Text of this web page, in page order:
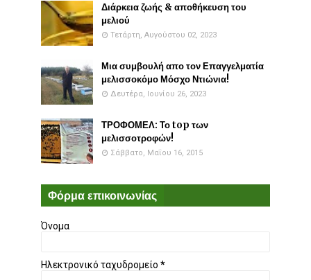
Διάρκεια ζωής & αποθήκευση του
μελιού
Τετάρτη, Αυγούστου 02, 2023
Μια συμβουλή απο τον Επαγγελματία
μελισσοκόμο Μόσχο Ντιώνια!
Δευτέρα, Ιουνίου 26, 2023
ΤΡΟΦΟΜΕΛ: Το top των
μελισσοτροφών!
Σάββατο, Μαΐου 16, 2015
Φόρμα επικοινωνίας
Όνομα
Ηλεκτρονικό ταχυδρομείο *